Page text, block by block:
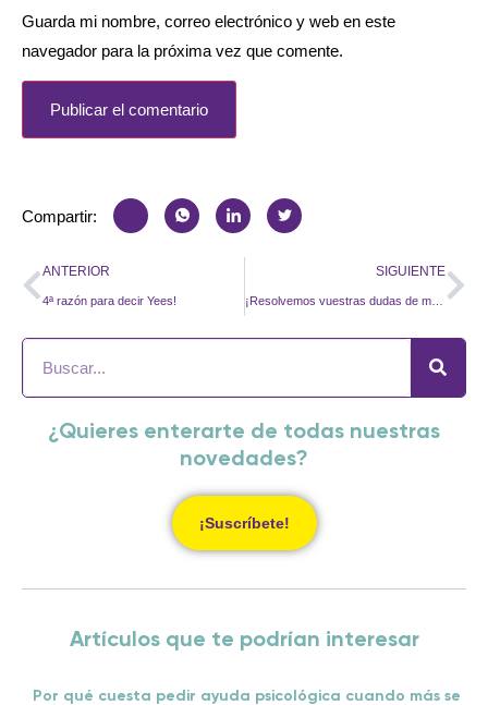
Guarda mi nombre, correo electrónico y web en este
navegador para la próxima vez que comente.
Compartir:
ANTERIOR
4ª razón para decir Yees!
SIGUIENTE
¡Resolvemos vuestras dudas de mayo!
¿Quieres enterarte de todas nuestras
novedades?
¡Suscríbete!
Artículos que te podrían interesar
Por qué cuesta pedir ayuda psicológica cuando más se